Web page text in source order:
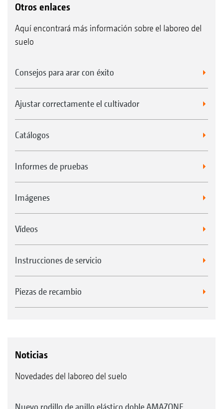
Otros enlaces
Aquí encontrará más información sobre el laboreo del
suelo
Consejos para arar con éxito
Ajustar correctamente el cultivador
Catálogos
Informes de pruebas
Imágenes
Vídeos
Instrucciones de servicio
Piezas de recambio
Noticias
Novedades del laboreo del suelo
Nuevo rodillo de anillo elástico doble AMAZONE